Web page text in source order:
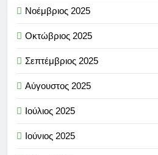
Νοέμβριος 2025
Οκτώβριος 2025
Σεπτέμβριος 2025
Αύγουστος 2025
Ιούλιος 2025
Ιούνιος 2025